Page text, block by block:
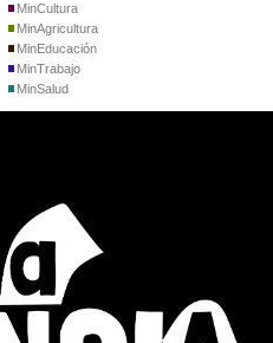
MinCultura
MinAgricultura
MinEducación
MinTrabajo
MinSalud